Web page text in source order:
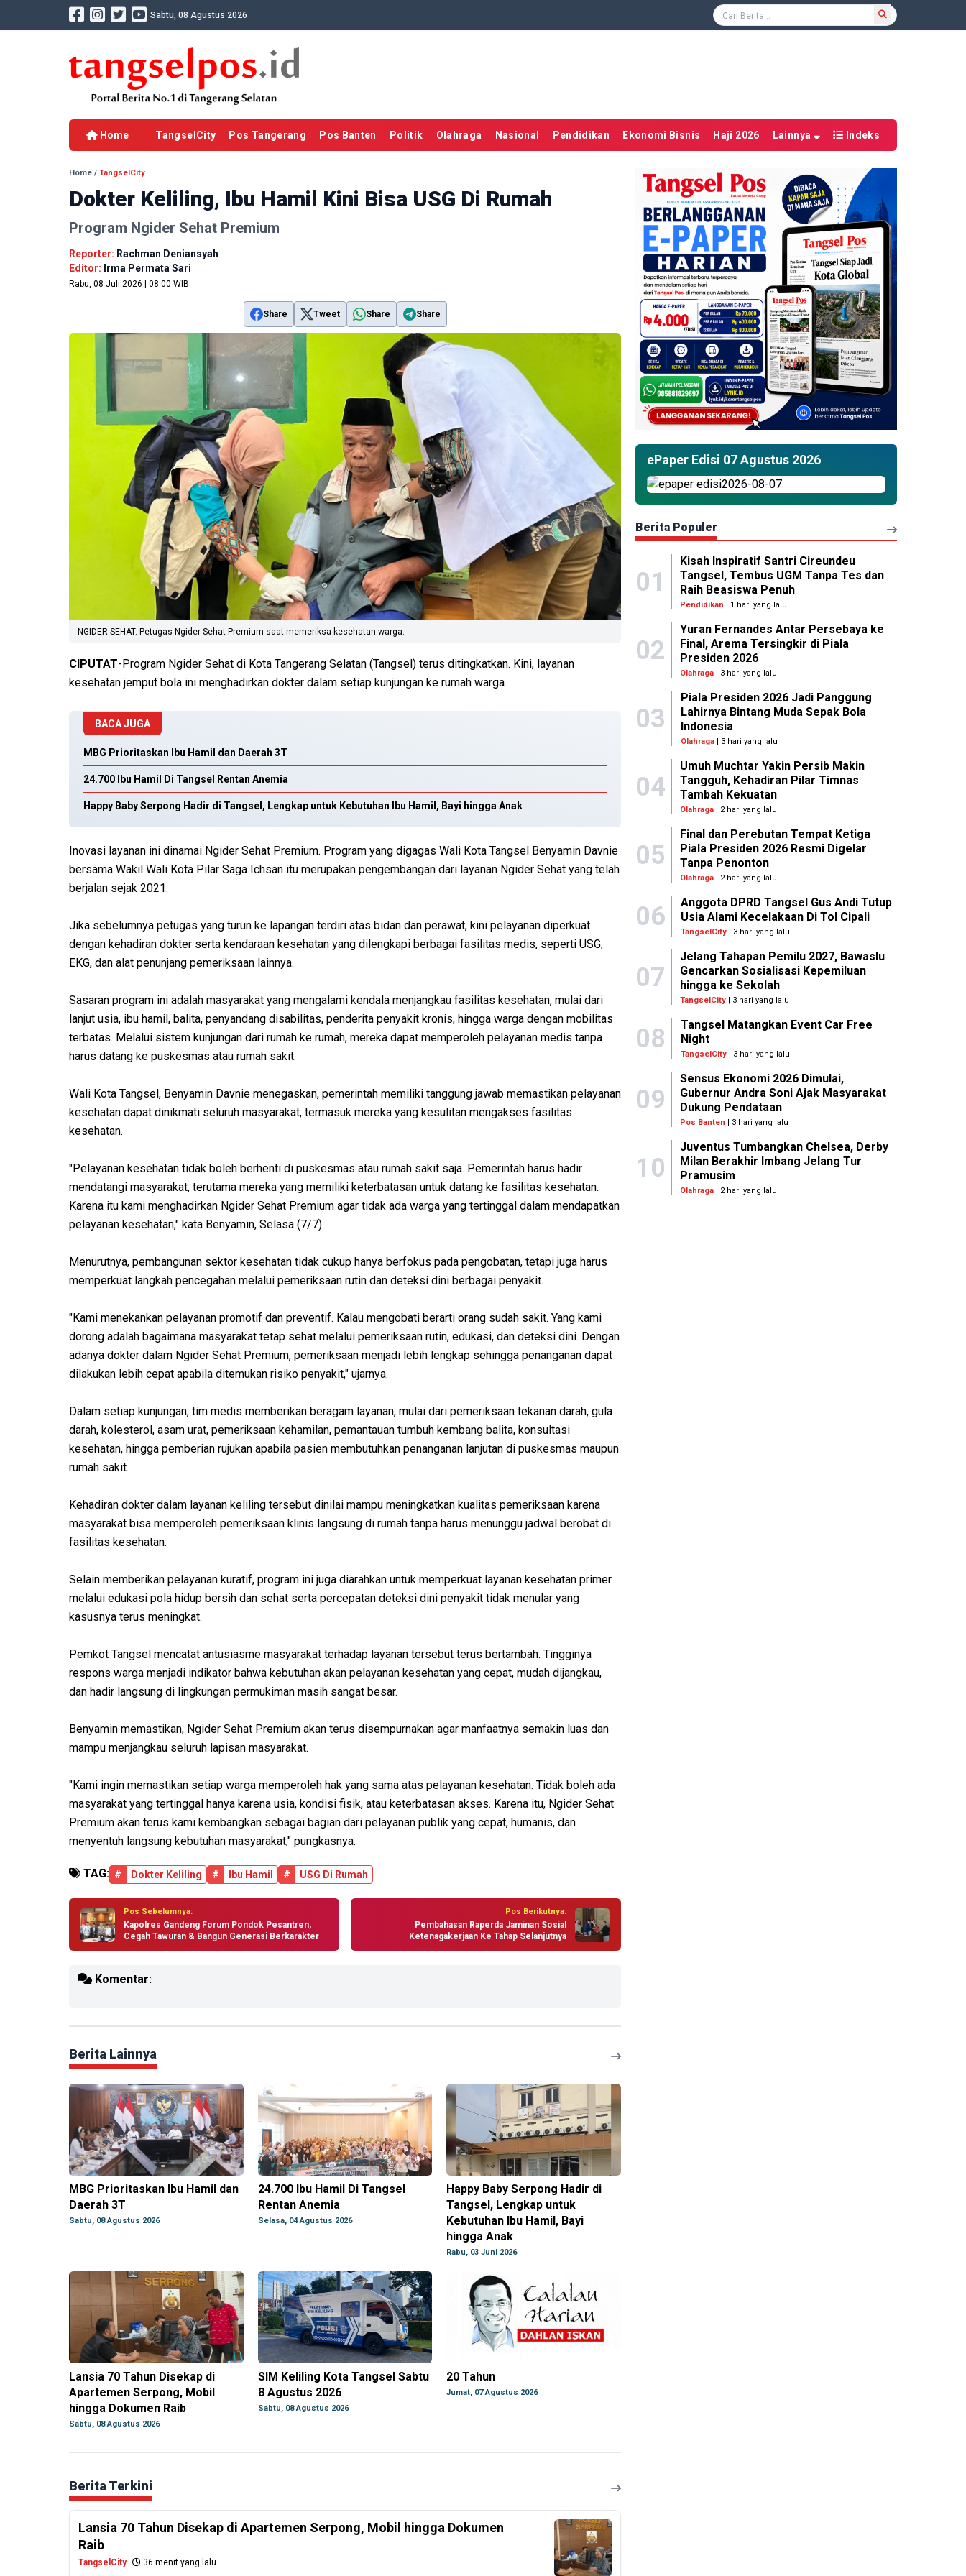
Sabtu, 08 Agustus 2026
Home TangselCity Pos Tangerang Pos Banten Politik Olahraga Nasional Pendidikan Ekonomi Bisnis Haji 2026 Lainnya Indeks
Home / TangselCity
Dokter Keliling, Ibu Hamil Kini Bisa USG Di Rumah
Program Ngider Sehat Premium
Reporter: Rachman Deniansyah
Editor: Irma Permata Sari
Rabu, 08 Juli 2026 | 08:00 WIB
Share Tweet Share Share
NGIDER SEHAT. Petugas Ngider Sehat Premium saat memeriksa kesehatan warga.
CIPUTAT-Program Ngider Sehat di Kota Tangerang Selatan (Tangsel) terus ditingkatkan. Kini, layanan
kesehatan jemput bola ini menghadirkan dokter dalam setiap kunjungan ke rumah warga.
BACA JUGA
MBG Prioritaskan Ibu Hamil dan Daerah 3T
24.700 Ibu Hamil Di Tangsel Rentan Anemia
Happy Baby Serpong Hadir di Tangsel, Lengkap untuk Kebutuhan Ibu Hamil, Bayi hingga Anak
Inovasi layanan ini dinamai Ngider Sehat Premium. Program yang digagas Wali Kota Tangsel Benyamin Davnie
bersama Wakil Wali Kota Pilar Saga Ichsan itu merupakan pengembangan dari layanan Ngider Sehat yang telah
berjalan sejak 2021.
Jika sebelumnya petugas yang turun ke lapangan terdiri atas bidan dan perawat, kini pelayanan diperkuat
dengan kehadiran dokter serta kendaraan kesehatan yang dilengkapi berbagai fasilitas medis, seperti USG,
EKG, dan alat penunjang pemeriksaan lainnya.
Sasaran program ini adalah masyarakat yang mengalami kendala menjangkau fasilitas kesehatan, mulai dari
lanjut usia, ibu hamil, balita, penyandang disabilitas, penderita penyakit kronis, hingga warga dengan mobilitas
terbatas. Melalui sistem kunjungan dari rumah ke rumah, mereka dapat memperoleh pelayanan medis tanpa
harus datang ke puskesmas atau rumah sakit.
Wali Kota Tangsel, Benyamin Davnie menegaskan, pemerintah memiliki tanggung jawab memastikan pelayanan
kesehatan dapat dinikmati seluruh masyarakat, termasuk mereka yang kesulitan mengakses fasilitas
kesehatan.
"Pelayanan kesehatan tidak boleh berhenti di puskesmas atau rumah sakit saja. Pemerintah harus hadir
mendatangi masyarakat, terutama mereka yang memiliki keterbatasan untuk datang ke fasilitas kesehatan.
Karena itu kami menghadirkan Ngider Sehat Premium agar tidak ada warga yang tertinggal dalam mendapatkan
pelayanan kesehatan," kata Benyamin, Selasa (7/7).
Menurutnya, pembangunan sektor kesehatan tidak cukup hanya berfokus pada pengobatan, tetapi juga harus
memperkuat langkah pencegahan melalui pemeriksaan rutin dan deteksi dini berbagai penyakit.
"Kami menekankan pelayanan promotif dan preventif. Kalau mengobati berarti orang sudah sakit. Yang kami
dorong adalah bagaimana masyarakat tetap sehat melalui pemeriksaan rutin, edukasi, dan deteksi dini. Dengan
adanya dokter dalam Ngider Sehat Premium, pemeriksaan menjadi lebih lengkap sehingga penanganan dapat
dilakukan lebih cepat apabila ditemukan risiko penyakit," ujarnya.
Dalam setiap kunjungan, tim medis memberikan beragam layanan, mulai dari pemeriksaan tekanan darah, gula
darah, kolesterol, asam urat, pemeriksaan kehamilan, pemantauan tumbuh kembang balita, konsultasi
kesehatan, hingga pemberian rujukan apabila pasien membutuhkan penanganan lanjutan di puskesmas maupun
rumah sakit.
Kehadiran dokter dalam layanan keliling tersebut dinilai mampu meningkatkan kualitas pemeriksaan karena
masyarakat bisa memperoleh pemeriksaan klinis langsung di rumah tanpa harus menunggu jadwal berobat di
fasilitas kesehatan.
Selain memberikan pelayanan kuratif, program ini juga diarahkan untuk memperkuat layanan kesehatan primer
melalui edukasi pola hidup bersih dan sehat serta percepatan deteksi dini penyakit tidak menular yang
kasusnya terus meningkat.
Pemkot Tangsel mencatat antusiasme masyarakat terhadap layanan tersebut terus bertambah. Tingginya
respons warga menjadi indikator bahwa kebutuhan akan pelayanan kesehatan yang cepat, mudah dijangkau,
dan hadir langsung di lingkungan permukiman masih sangat besar.
Benyamin memastikan, Ngider Sehat Premium akan terus disempurnakan agar manfaatnya semakin luas dan
mampu menjangkau seluruh lapisan masyarakat.
"Kami ingin memastikan setiap warga memperoleh hak yang sama atas pelayanan kesehatan. Tidak boleh ada
masyarakat yang tertinggal hanya karena usia, kondisi fisik, atau keterbatasan akses. Karena itu, Ngider Sehat
Premium akan terus kami kembangkan sebagai bagian dari pelayanan publik yang cepat, humanis, dan
menyentuh langsung kebutuhan masyarakat," pungkasnya.
TAG: # Dokter Keliling # Ibu Hamil # USG Di Rumah
Pos Sebelumnya:
Kapolres Gandeng Forum Pondok Pesantren,
Cegah Tawuran & Bangun Generasi Berkarakter
Pos Berikutnya:
Pembahasan Raperda Jaminan Sosial
Ketenagakerjaan Ke Tahap Selanjutnya
Komentar:
Berita Lainnya
MBG Prioritaskan Ibu Hamil dan
Daerah 3T
Sabtu, 08 Agustus 2026
24.700 Ibu Hamil Di Tangsel
Rentan Anemia
Selasa, 04 Agustus 2026
Happy Baby Serpong Hadir di
Tangsel, Lengkap untuk
Kebutuhan Ibu Hamil, Bayi
hingga Anak
Rabu, 03 Juni 2026
Lansia 70 Tahun Disekap di
Apartemen Serpong, Mobil
hingga Dokumen Raib
Sabtu, 08 Agustus 2026
SIM Keliling Kota Tangsel Sabtu
8 Agustus 2026
Sabtu, 08 Agustus 2026
20 Tahun
Jumat, 07 Agustus 2026
Berita Terkini
Lansia 70 Tahun Disekap di Apartemen Serpong, Mobil hingga Dokumen
Raib
TangselCity 36 menit yang lalu
ePaper Edisi 07 Agustus 2026
Berita Populer
01
Kisah Inspiratif Santri Cireundeu
Tangsel, Tembus UGM Tanpa Tes dan
Raih Beasiswa Penuh
Pendidikan | 1 hari yang lalu
02
Yuran Fernandes Antar Persebaya ke
Final, Arema Tersingkir di Piala
Presiden 2026
Olahraga | 3 hari yang lalu
03
Piala Presiden 2026 Jadi Panggung
Lahirnya Bintang Muda Sepak Bola
Indonesia
Olahraga| 3 hari yang lalu
04
Umuh Muchtar Yakin Persib Makin
Tangguh, Kehadiran Pilar Timnas
Tambah Kekuatan
Olahraga | 2 hari yang lalu
05
Final dan Perebutan Tempat Ketiga
Piala Presiden 2026 Resmi Digelar
Tanpa Penonton
Olahraga | 2 hari yang lalu
06
Anggota DPRD Tangsel Gus Andi Tutup
Usia Alami Kecelakaan Di Tol Cipali
TangselCity| 3 hari yang lalu
07
Jelang Tahapan Pemilu 2027, Bawaslu
Gencarkan Sosialisasi Kepemiluan
hingga ke Sekolah
TangselCity | 3 hari yang lalu
08
Tangsel Matangkan Event Car Free
Night
TangselCity| 3 hari yang lalu
09
Sensus Ekonomi 2026 Dimulai,
Gubernur Andra Soni Ajak Masyarakat
Dukung Pendataan
Pos Banten | 3 hari yang lalu
10
Juventus Tumbangkan Chelsea, Derby
Milan Berakhir Imbang Jelang Tur
Pramusim
Olahraga | 2 hari yang lalu